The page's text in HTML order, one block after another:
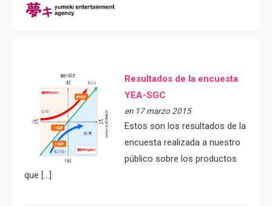
Resultados de la encuesta
YEA-SGC
en 17 marzo 2015
Estos son los resultados de la
encuesta realizada a nuestro
público sobre los productos
que […]